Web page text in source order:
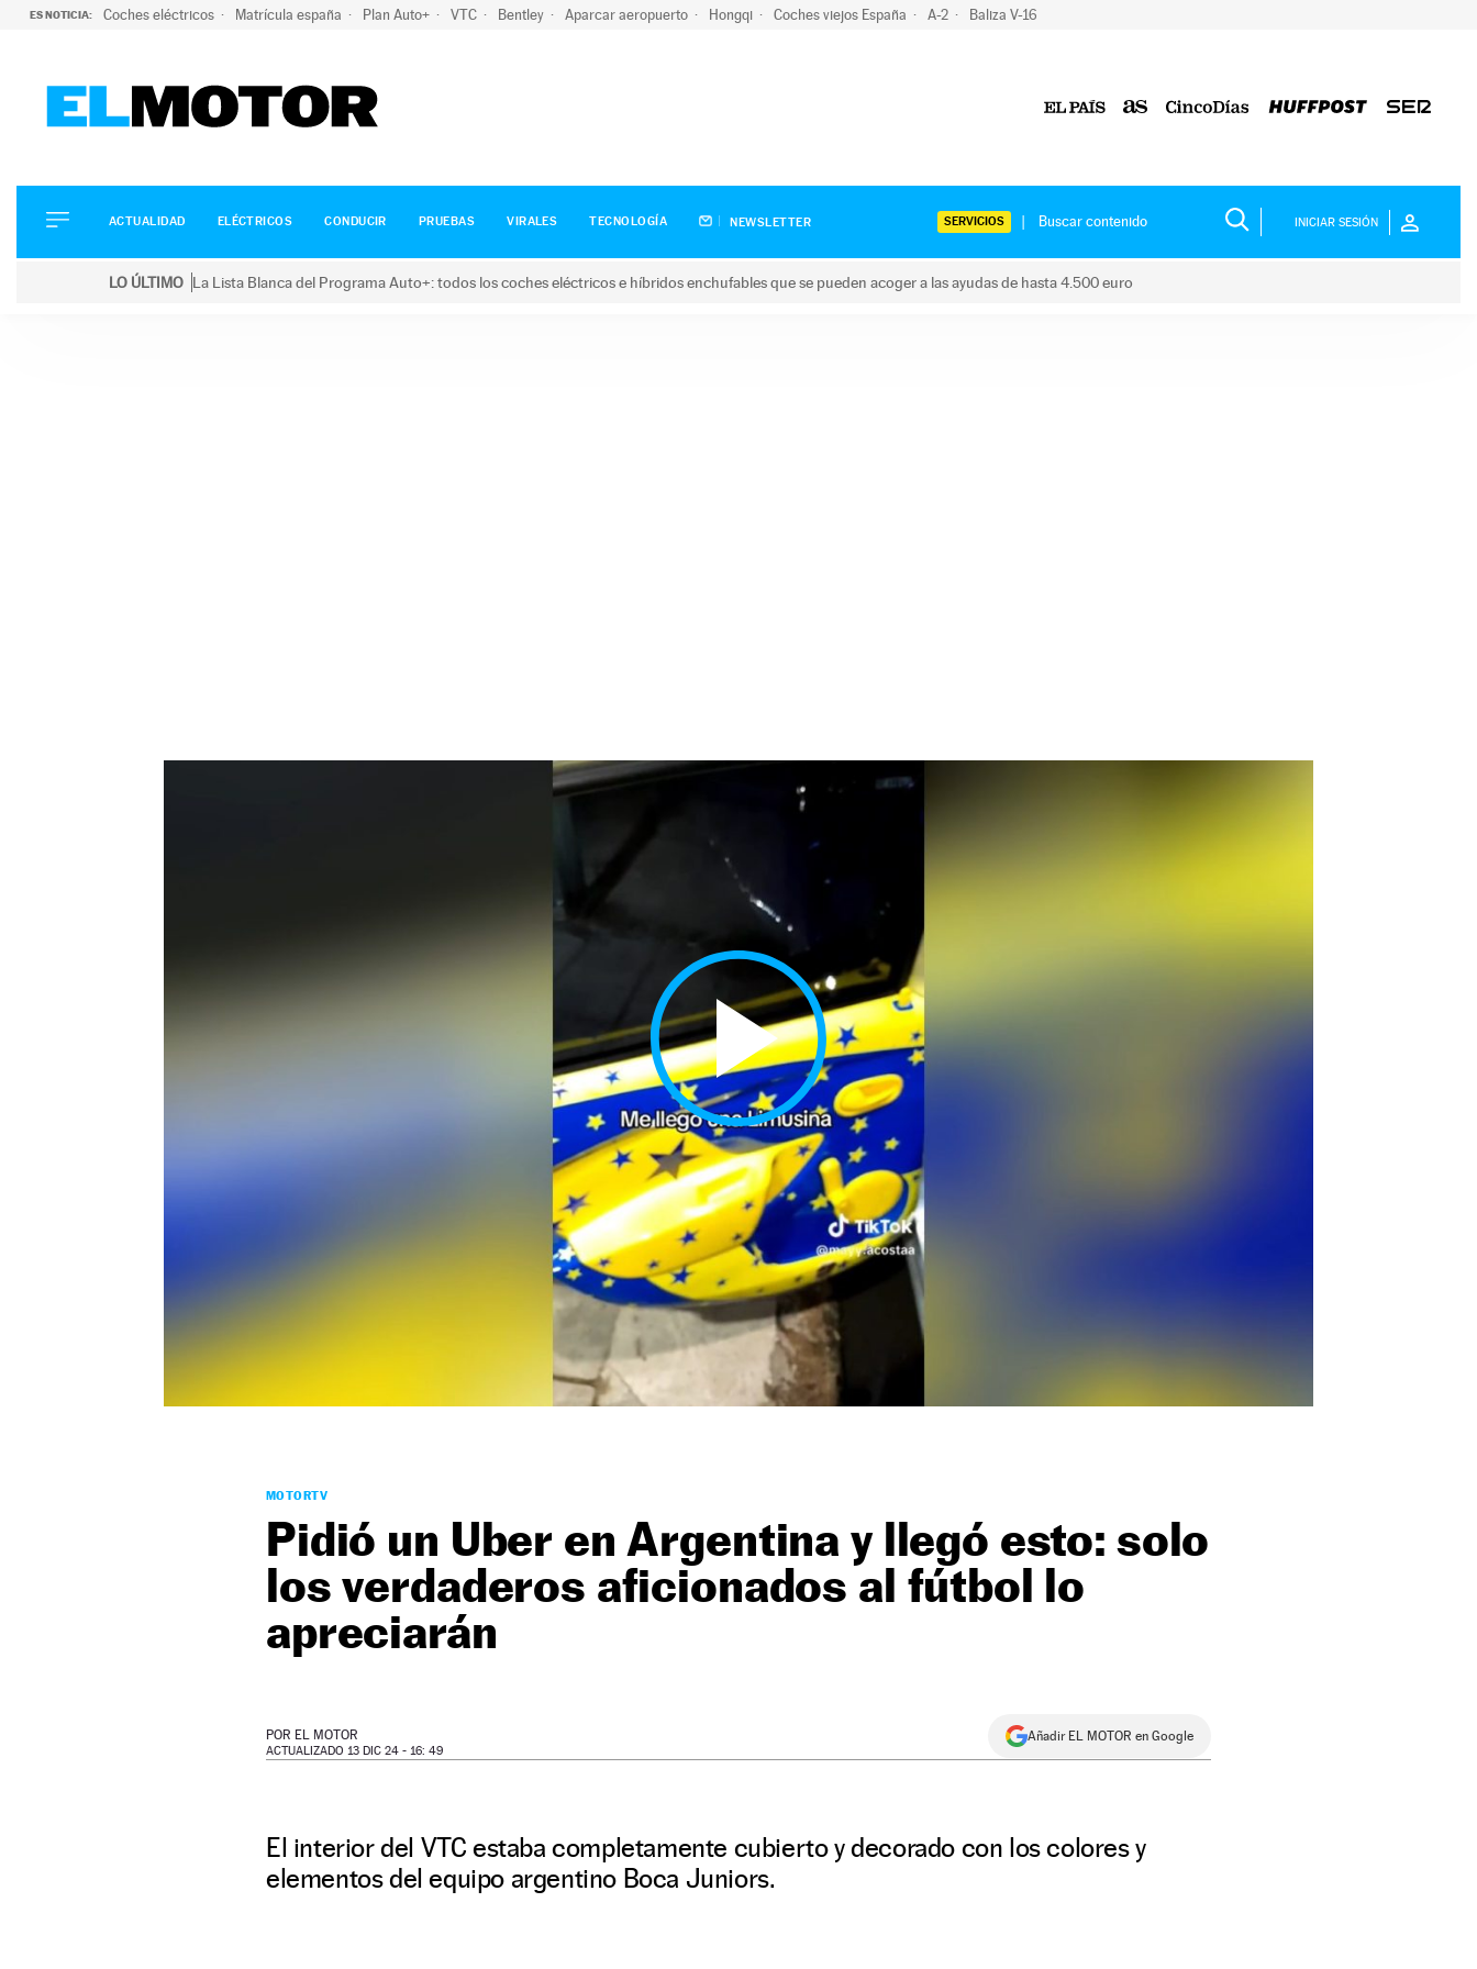
ES NOTICIA: Coches eléctricos Matrícula españa Plan Auto+ VTC Bentley Aparcar aeropuerto Hongqi Coches viejos España A-2 Baliza V-16
ELÉCTRICOS
CONDUCIR
ACTUALIDAD ELÉCTRICOS CONDUCIR PRUEBAS VIRALES TECNOLOGÍA NEWSLETTER SERVICIOS INICIAR SESIÓN
LO ÚLTIMO La Lista Blanca del Programa Auto+: todos los coches eléctricos e híbridos enchufables que se pueden acoger a las ayudas de hasta 4.500 euro
MOTORTV
Pidió un Uber en Argentina y llegó esto: solo
los verdaderos aficionados al fútbol lo
apreciarán
POR EL MOTOR
ACTUALIZADO 13 DIC 24 - 16: 49
Añadir EL MOTOR en Google
El interior del VTC estaba completamente cubierto y decorado con los colores y
elementos del equipo argentino Boca Juniors.